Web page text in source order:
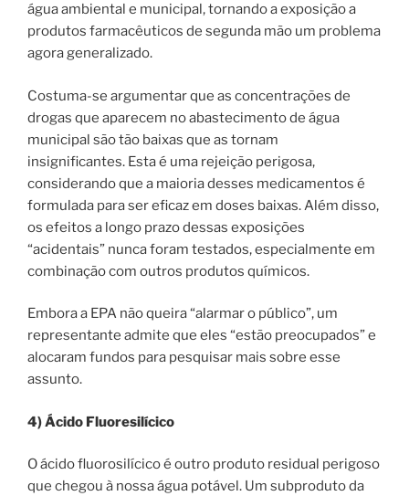
água ambiental e municipal, tornando a exposição a
produtos farmacêuticos de segunda mão um problema
agora generalizado.
Costuma-se argumentar que as concentrações de
drogas que aparecem no abastecimento de água
municipal são tão baixas que as tornam
insignificantes. Esta é uma rejeição perigosa,
considerando que a maioria desses medicamentos é
formulada para ser eficaz em doses baixas. Além disso,
os efeitos a longo prazo dessas exposições
“acidentais” nunca foram testados, especialmente em
combinação com outros produtos químicos.
Embora a EPA não queira “alarmar o público”, um
representante admite que eles “estão preocupados” e
alocaram fundos para pesquisar mais sobre esse
assunto.
4) Ácido Fluoresilícico
O ácido fluorosilícico é outro produto residual perigoso
que chegou à nossa água potável. Um subproduto da